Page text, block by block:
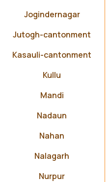
Jogindernagar
Jutogh-cantonment
Kasauli-cantonment
Kullu
Mandi
Nadaun
Nahan
Nalagarh
Nurpur